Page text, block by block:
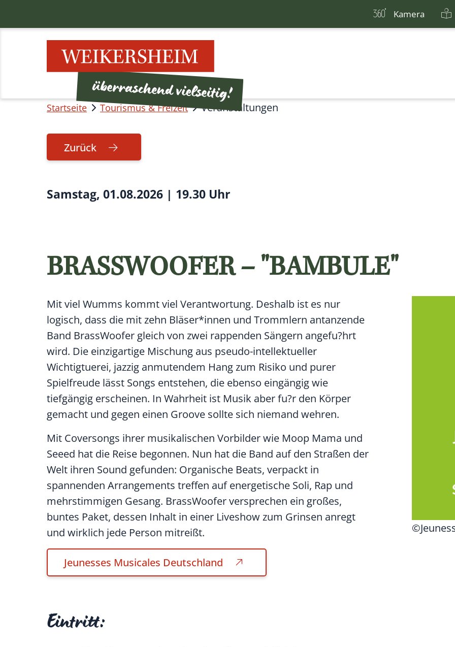
Kamera
Startseite Tourismus & Freizeit Veranstaltungen
Zurück
Samstag, 01.08.2026 | 19.30 Uhr
BRASSWOOFER – "BAMBULE"
Mit viel Wumms kommt viel Verantwortung. Deshalb ist es nur
logisch, dass die mit zehn Bläser*innen und Trommlern antanzende
Band BrassWoofer gleich von zwei rappenden Sängern angefu?hrt
wird. Die einzigartige Mischung aus pseudo-intellektueller
Wichtigtuerei, jazzig anmutendem Hang zum Risiko und purer
Spielfreude lässt Songs entstehen, die ebenso eingängig wie
tiefgängig erscheinen. In Wahrheit ist Musik aber fu?r den Körper
gemacht und gegen einen Groove sollte sich niemand wehren.
Mit Coversongs ihrer musikalischen Vorbilder wie Moop Mama und
Seeed hat die Reise begonnen. Nun hat die Band auf den Straßen der
Welt ihren Sound gefunden: Organische Beats, verpackt in
spannenden Arrangements treffen auf energetische Soli, Rap und
mehrstimmigen Gesang. BrassWoofer versprechen ein großes,
buntes Paket, dessen Inhalt in einer Liveshow zum Grinsen anregt
und wirklich jede Person mitreißt.
Jeunesses Musicales Deutschland
Eintritt: